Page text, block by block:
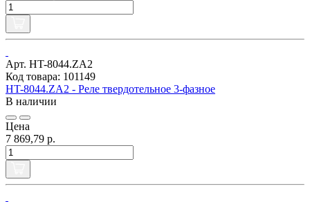
Арт. HT-8044.ZA2
Код товара: 101149
HT-8044.ZA2 - Реле твердотельное 3-фазное
В наличии
Цена
7 869,79 р.